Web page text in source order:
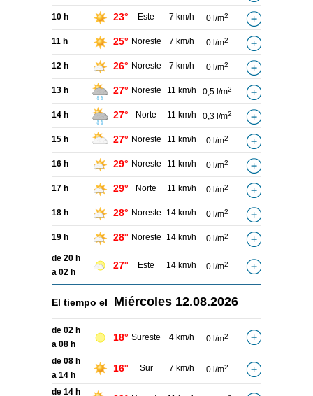
10 h 23° Este 7 km/h 0 l/m2
11 h 25° Noreste 7 km/h 0 l/m2
12 h 26° Noreste 7 km/h 0 l/m2
13 h 27° Noreste 11 km/h 0,5 l/m2
14 h 27° Norte 11 km/h 0,3 l/m2
15 h 27° Noreste 11 km/h 0 l/m2
16 h 29° Noreste 11 km/h 0 l/m2
17 h 29° Norte 11 km/h 0 l/m2
18 h 28° Noreste 14 km/h 0 l/m2
19 h 28° Noreste 14 km/h 0 l/m2
de 20 h
a 02 h
27° Este 14 km/h 0 l/m2
El tiempo el Miércoles 12.08.2026
de 02 h
a 08 h
18° Sureste 4 km/h 0 l/m2
de 08 h
a 14 h
16° Sur 7 km/h 0 l/m2
de 14 h